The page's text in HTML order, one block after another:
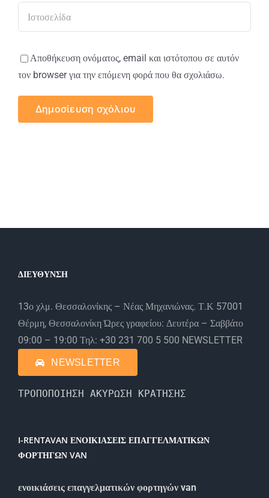
Αποθήκευση ονόματος, email και ιστότοπου σε αυτόν
τον browser για την επόμενη φορά που θα σχολιάσω.
ΔΙΕΥΘΥΝΣΗ
13ο χλμ. Θεσσαλονίκης – Νέας Μηχανιώνας. Τ.Κ 57001
Θέρμη, Θεσσαλονίκη Ώρες γραφείου: Δευτέρα – Σαββάτο
09:00 – 19:00 Τηλ: +30 231 700 5 500 NEWSLETTER
NEWSLETTER
ΤΡΟΠΟΠΟΙΗΣΗ ΑΚΥΡΩΣΗ ΚΡΑΤΗΣΗΣ
I-RENTAVAN ΕΝΟΙΚΙΑΣΕΙΣ ΕΠΑΓΓΕΛΜΑΤΙΚΩΝ
ΦΟΡΤΗΓΩΝ VAN
ενοικιάσεις επαγγελματικών φορτηγών van